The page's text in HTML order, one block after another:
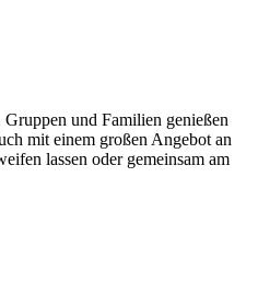
Gruppen und Familien genießen
mit einem großen Angebot an
lassen oder gemeinsam am